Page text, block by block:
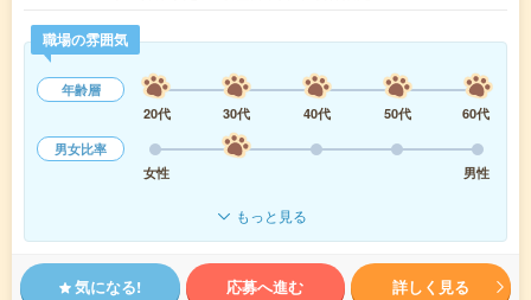
職場の雰囲気
年齢層
20代
30代 40代 50代
60代
男女比率
女性
男性
もっと見る
気になる! 応募へ進む 詳しく見る